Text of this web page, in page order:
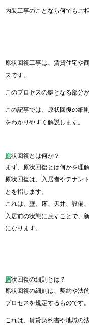
内装工事のことなら何でもご
原状回復工事は、賃貸住宅や
スです。
このプロセスの鍵となる部分
この記事では、原状回復の細
をわかりやすく解説します。
原状回復とは何か？
まず、原状回復とは何かを理
原状回復は、入居者やテナン
とを指します。
これは、壁、床、天井、設備
入居前の状態に戻すことで、
になります。
原状回復の細則とは？
原状回復の細則は、契約や法
プロセスを規定するものです。
これは、賃貸契約書や地域の